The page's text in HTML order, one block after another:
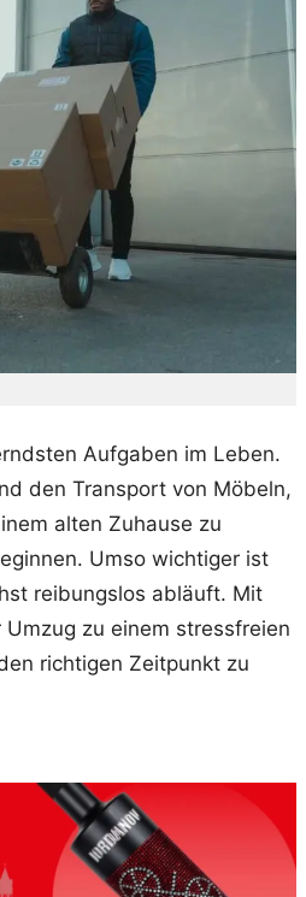
Aufgaben im Leben.
den Transport von Möbeln,
alten Zuhause zu
Umso wichtiger ist
reibungslos abläuft. Mit
zu einem stressfreien
richtigen Zeitpunkt zu